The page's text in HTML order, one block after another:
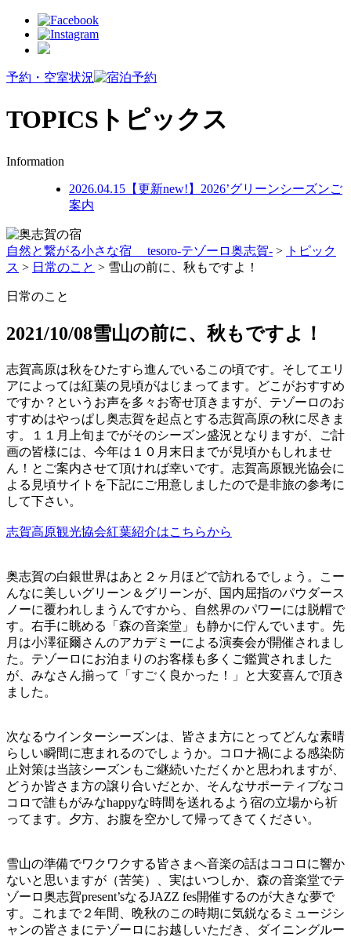
予約・空室状況
TOPICS トピックス
Information
2026.04.15 【更新new!】2026’グリーンシーズンご
案内
自然と繋がる小さな宿 tesoro-テゾーロ奥志賀- > トピック
ス > 日常のこと > 雪山の前に、秋もですよ！
日常のこと
2021/10/08雪山の前に、秋もですよ！
志賀高原は秋をひたすら進んでいるこの頃です。そしてエリ
アによっては紅葉の見頃がはじまってます。どこがおすすめ
ですか？というお声を多々お寄せ頂きますが、テゾーロのお
すすめはやっぱし奥志賀を起点とする志賀高原の秋に尽きま
す。１１月上旬までがそのシーズン盛況となりますが、ご計
画の皆様には、今年は１０月末日までが見頃かもしれませ
ん！とご案内させて頂ければ幸いです。志賀高原観光協会に
よる見頃サイトを下記にご用意しましたので是非旅の参考に
して下さい。
志賀高原観光協会紅葉紹介はこちらから
奥志賀の白銀世界はあと２ヶ月ほどで訪れるでしょう。こー
んなに美しいグリーン＆グリーンが、国内屈指のパウダース
ノーに覆われしまうんですから、自然界のパワーには脱帽で
す。右手に眺める「森の音楽堂」も静かに佇んでいます。先
月は小澤征爾さんのアカデミーによる演奏会が開催されまし
た。テゾーロにお泊まりのお客様も多くご鑑賞されました
が、みなさん揃って「すごく良かった！」と大変喜んで頂き
ました。
次なるウインターシーズンは、皆さま方にとってどんな素晴
らしい瞬間に恵まれるのでしょうか。コロナ禍による感染防
止対策は当該シーズンもご継続いただくかと思われますが、
どうか皆さま方の譲り合いだとか、そんなサポーティブなコ
コロで誰もがみなhappyな時間を送れるよう宿の立場から祈
ってます。夕方、お腹を空かして帰ってきてください。
雪山の準備でワクワクする皆さまへ音楽の話はココロに響か
ないと思いますが（苦笑）、実はいつしか、森の音楽堂でテ
ゾーロ奥志賀present’sなるJAZZ fes開催するのが大きな夢で
す。これまで２年間、晩秋のこの時期に気鋭なるミュージシ
ャンの皆さまにテゾーロにお越しいただき、ダイニングルー